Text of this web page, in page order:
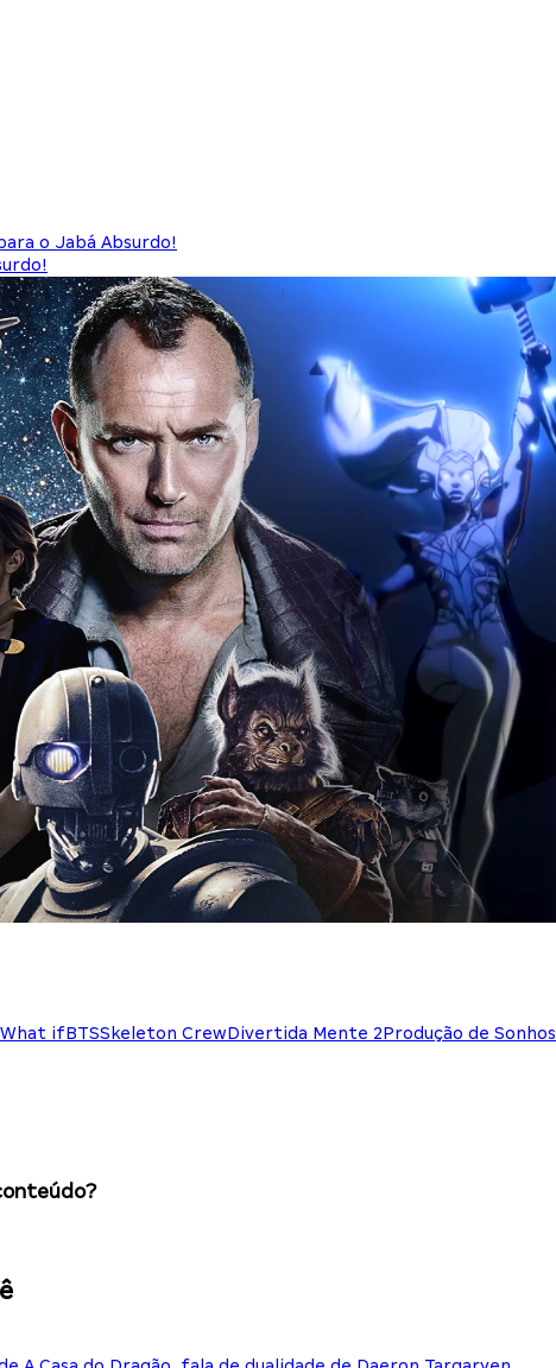
o Jabá Absurdo!
What ifBTSSkeleton CrewDivertida Mente 2Produção de Sonhos